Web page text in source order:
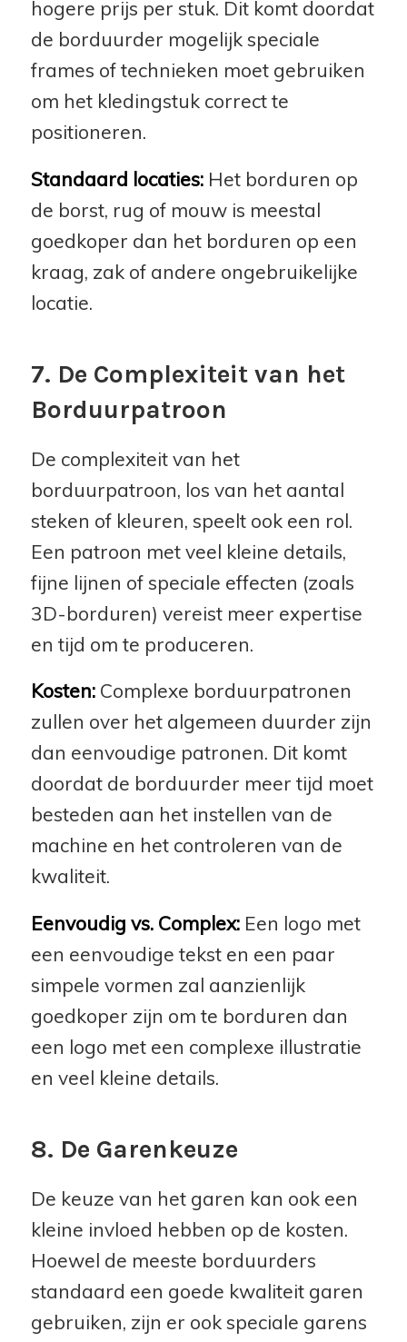
hogere prijs per stuk. Dit komt doordat
de borduurder mogelijk speciale
frames of technieken moet gebruiken
om het kledingstuk correct te
positioneren.
Standaard locaties:Het borduren op
de borst, rug of mouw is meestal
goedkoper dan het borduren op een
kraag, zak of andere ongebruikelijke
locatie.
7. De Complexiteit van het
Borduurpatroon
De complexiteit van het
borduurpatroon, los van het aantal
steken of kleuren, speelt ook een rol.
Een patroon met veel kleine details,
fijne lijnen of speciale effecten (zoals
3D-borduren) vereist meer expertise
en tijd om te produceren.
Kosten:Complexe borduurpatronen
zullen over het algemeen duurder zijn
dan eenvoudige patronen. Dit komt
doordat de borduurder meer tijd moet
besteden aan het instellen van de
machine en het controleren van de
kwaliteit.
Eenvoudig vs. Complex:Een logo met
een eenvoudige tekst en een paar
simpele vormen zal aanzienlijk
goedkoper zijn om te borduren dan
een logo met een complexe illustratie
en veel kleine details.
8. De Garenkeuze
De keuze van het garen kan ook een
kleine invloed hebben op de kosten.
Hoewel de meeste borduurders
standaard een goede kwaliteit garen
gebruiken, zijn er ook speciale garens